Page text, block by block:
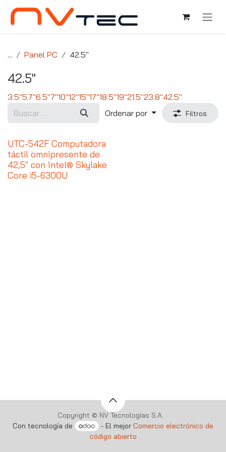
Ir al contenido
... Panel PC 42.5"
42.5"
3.5"5.7"6.5"7"10"12"15"17"18.5"19"21.5"23.8"42.5"
Ordenar por
Filtros
UTC-542F Computadora
táctil omnipresente de
42,5" con Intel® Skylake
Core i5-6300U
Copyright © NV Tecnologías S.A.
Con tecnología de
- El mejor Comercio electrónico de
código abierto